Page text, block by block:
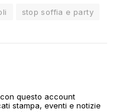
stop soffia e party
questo account
stampa, eventi e notizie